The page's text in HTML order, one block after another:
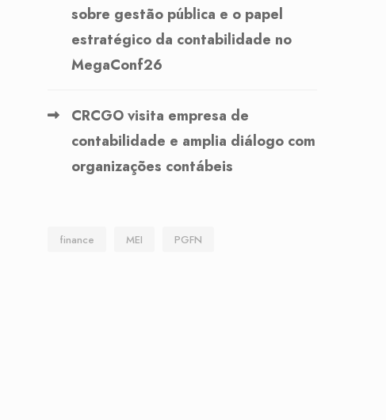
sobre gestão pública e o papel
estratégico da contabilidade no
MegaConf26
CRCGO visita empresa de
contabilidade e amplia diálogo com
organizações contábeis
finance MEI PGFN